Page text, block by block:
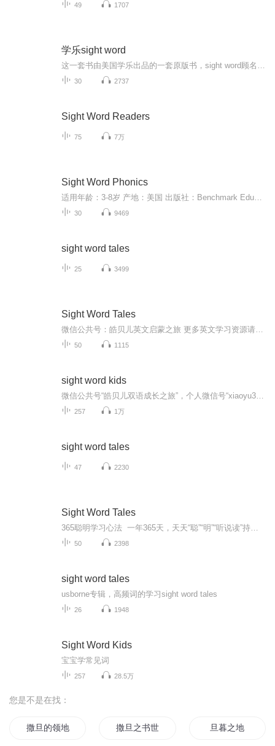
49 1707
学乐sight word
30 2737
Sight Word Readers
75 7万
Sight Word Phonics
30 9469
sight word tales
25 3499
Sight Word Tales
50 1115
sight word kids
257 1万
sight word tales
47 2230
Sight Word Tales
50 2398
sight word tales
usborne专辑，高频词的学习sight word tales
26 1948
Sight Word Kids
宝宝学常见词
257 28.5万
您是不是在找：
撒旦的领地 撒旦之书世界末日 旦暮之地